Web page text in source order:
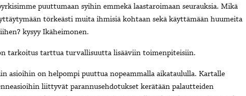
puuttumaan syihin emmekä laastaroimaan seurauksia. Mikä
törkeästi muita ihmisiä kohtaan sekä käyttämään huumeita
kysyy Ikäheimonen.
tarkoitus tarttua turvallisuutta lisääviin toimenpiteisiin.
asioihin on helpompi puuttua nopeammalla aikataululla. Kartalle
liittyvät parannusehdotukset kerätään palautteiden